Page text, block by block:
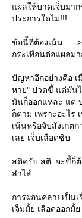
ผลให้บาดเจ็บมาก
ประการใดไม่!!!
ข้อนี้ที่ต้องเน้น -->
กระเทือนต่อแผลม
ปัญหาอีกอย่างคือ เ
หาย" ปวดขี้ แต่มันไ
มันก็ออกแหละ แต่
ก็ตาม เพราะอะไร
เน้นหรือจับสังเกต
เลย เจ็บเลือดซิบ
สติครับ สติ จะขี้ก็ต้
ลำไส้
การผ่อนคลายเป็น
เจ็มมั้ย เลือดออกมั้